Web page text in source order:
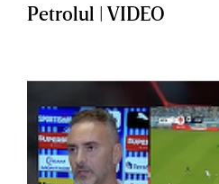
Petrolul | VIDEO